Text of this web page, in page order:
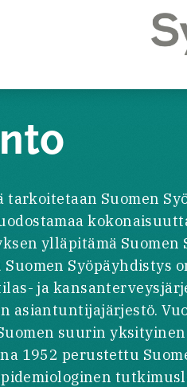
tarkoitetaan Suomen
ylläpitämä Suomen
Syöpäyhdistys
ja
asiantuntijajärjestö.
suurin
1952 perustettu